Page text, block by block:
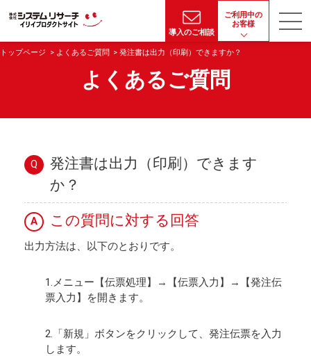
導入のご相談
ご利用中の
お客様
トップページ よくあるご質問 発注書は出力（印刷）できますか？
よくあるご質問
Q
発注書は出力（印刷）できます
か？
A この質問に対する回答
出力方法は、以下のとおりです。
1.メニュー【伝票処理】→【伝票入力】→【発注伝
票入力】を開きます。
2.「新規」ボタンをクリックして、発注伝票を入力
します。